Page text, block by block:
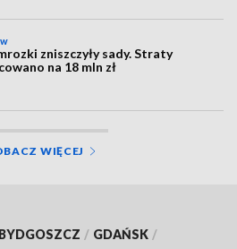
zniszczyły sady. Straty
na 18 mln zł
WIĘCEJ
BYDGOSZCZ / GDAŃSK /